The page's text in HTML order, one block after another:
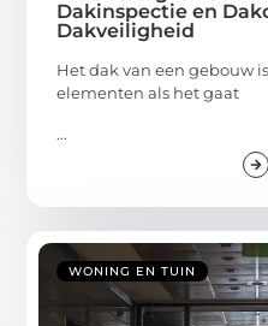
Dakinspectie en
Dakveiligheid
Het dak van een gebouw
elementen als het gaat
...
WONING EN TUIN